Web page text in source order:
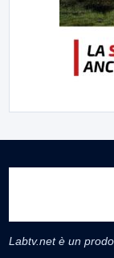
Labtv.net è un